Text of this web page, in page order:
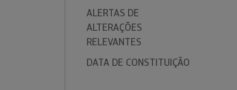
ALERTAS DE
ALTERAÇÕES
RELEVANTES
DATA DE CONSTITUIÇÃO